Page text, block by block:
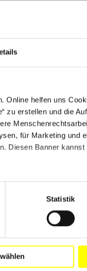
Online helfen uns
zu erstellen und die
für Marketing und
Diesen Banner
Statistik
einer
worden war. Im Mai
Chancengleichheit,
wurden. Damit
von
der Polen in
Folge, dass der
ein Risiko für das
einer Vergewaltigung